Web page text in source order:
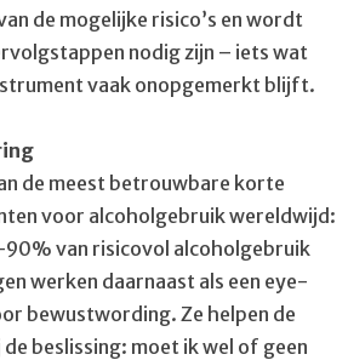
de mogelijke risico’s en wordt
nodig zijn – iets wat
vaak onopgemerkt blijft.
de meest betrouwbare korte
voor alcoholgebruik wereldwijd:
van risicovol alcoholgebruik
werken daarnaast als een eye-
bewustwording. Ze helpen de
beslissing: moet ik wel of geen